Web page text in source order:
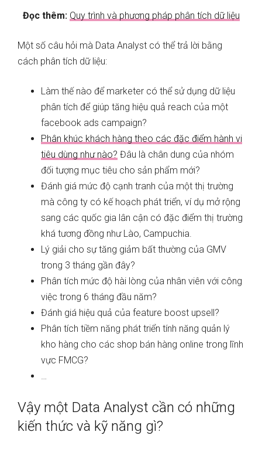
Đọc thêm: Quy trình và phương pháp phân tích dữ liệu
Một số câu hỏi mà Data Analyst có thể trả lời bằng
cách phân tích dữ liệu:
Làm thế nào để marketer có thể sử dụng dữ liệu
phân tích để giúp tăng hiệu quả reach của một
facebook ads campaign?
Phân khúc khách hàng theo các đặc điểm hành vi
tiêu dùng như nào? Đâu là chân dung của nhóm
đối tượng mục tiêu cho sản phẩm mới?
Đánh giá mức độ cạnh tranh của một thị trường
mà công ty có kế hoạch phát triển, ví dụ mở rộng
sang các quốc gia lân cận có đặc điểm thị trường
khá tương đồng như Lào, Campuchia.
Lý giải cho sự tăng giảm bất thường của GMV
trong 3 tháng gần đây?
Phân tích mức độ hài lòng của nhân viên với công
việc trong 6 tháng đầu năm?
Đánh giá hiệu quả của feature boost upsell?
Phân tích tiềm năng phát triển tính năng quản lý
kho hàng cho các shop bán hàng online trong lĩnh
vực FMCG?
…
Vậy một Data Analyst cần có những
kiến thức và kỹ năng gì?